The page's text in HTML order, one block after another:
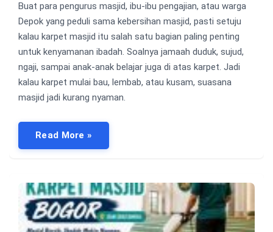
Buat para pengurus masjid, ibu-ibu pengajian, atau warga
Depok yang peduli sama kebersihan masjid, pasti setuju
kalau karpet masjid itu salah satu bagian paling penting
untuk kenyamanan ibadah. Soalnya jamaah duduk, sujud,
ngaji, sampai anak-anak belajar juga di atas karpet. Jadi
kalau karpet mulai bau, lembab, atau kusam, suasana
masjid jadi kurang nyaman.
Read More »